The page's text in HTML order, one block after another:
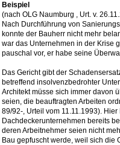
Beispiel
(nach OLG Naumburg , Urt. v.
Nach Durchführung von
konnte der Bauherr nicht mehr
war das Unternehmen in der Krise
pauschal vor, er habe seine
Das Gericht gibt der
betreffend insolvenzbedrohter
Architekt müsse sich immer davon
seien, die beauftragten Arbeiten
89/92-, Urteil vom 11.11.1993).
Dachdeckerunternehmen bereits
deren Arbeitnehmer seien nicht
Bau gepfuscht werde, weil sich die